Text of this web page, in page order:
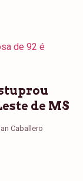
de MS
Caballero